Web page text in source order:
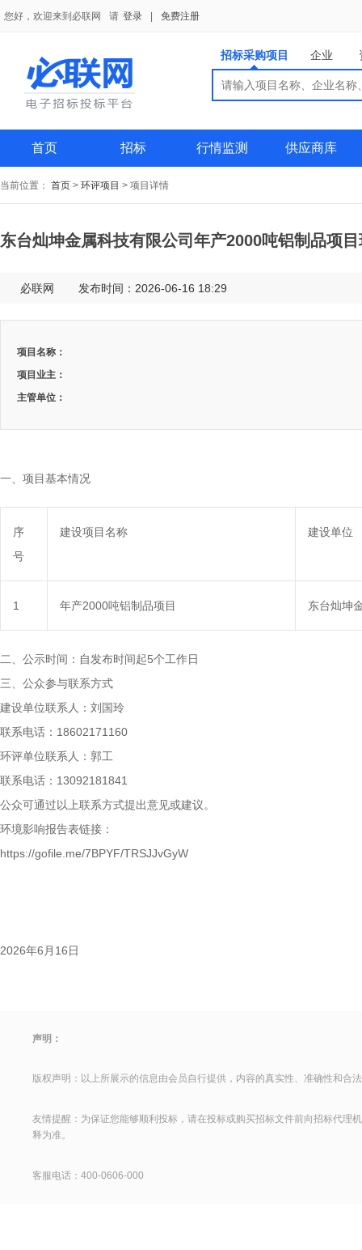
您好，欢迎来到必联网 请 登录 免费注册
招标采购项目 企业
首页 招标 行情监测 供应商库
当前位置： 首页 > 环评项目 > 项目详情
东台灿坤金属科技有限公司年产2000吨铝制品项
必联网 发布时间：2026-06-16 18:29
项目名称：
项目业主：
主管单位：
一、项目基本情况
序
号
建设项目名称 建设单位
1 年产2000吨铝制品项目 东台灿坤
二、公示时间：自发布时间起5个工作日
三、公众参与联系方式
建设单位联系人：刘国玲
联系电话：18602171160
环评单位联系人：郭工
联系电话：13092181841
公众可通过以上联系方式提出意见或建议。
环境影响报告表链接：
https://gofile.me/7BPYF/TRSJJvGyW
2026年6月16日
声明：
版权声明：以上所展示的信息由会员自行提供，内容的真实性、准确性和合
友情提醒：为保证您能够顺利投标，请在投标或购买招标文件前向招标代理
释为准。
客服电话：400-0606-000